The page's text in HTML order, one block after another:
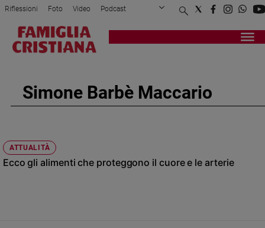
Attualità
Politica
Mondo
e
giustizia
Riflessioni Foto Video Podcast
Privacy Policy Chi siamo
Registrati Redazione
Simone Barbè Maccario
ATTUALITÀ
Ecco gli alimenti che proteggono il cuore e le arterie